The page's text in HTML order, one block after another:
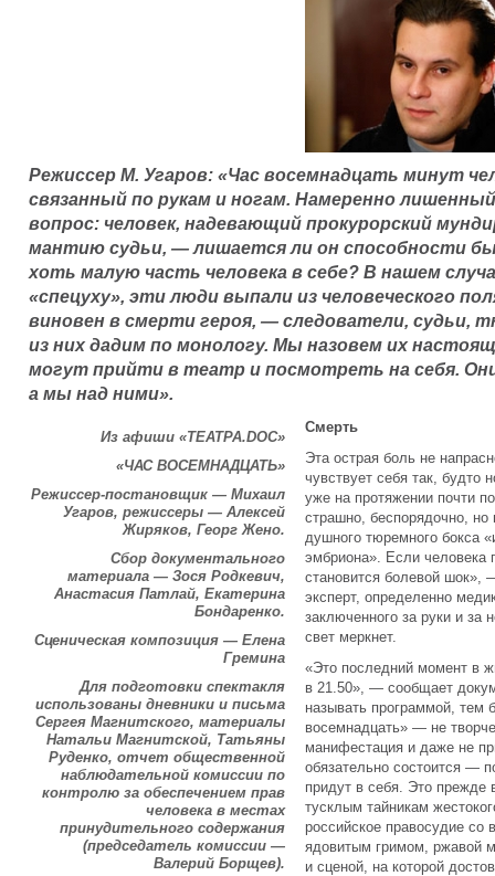
Режиссер М. Угаров: «Час восемнадцать минут
связанный по рукам и ногам. Намеренно
вопрос: человек, надевающий прокурорский
мантию судьи, — лишается ли он способности
хоть малую часть человека в себе? В нашем
«спецуху», эти люди выпали из человеческого
виновен в смерти героя, — следователи, судьи,
из них дадим по монологу. Мы назовем их
могут прийти в театр и посмотреть на себя.
а мы над ними».
Из афиши «ТЕАТРА.DOC»
«ЧАС ВОСЕМНАДЦАТЬ»
Режиссер-постановщик — Михаил
Угаров, режиссеры — Алексей
Жиряков, Георг Жено.
Сбор документального
материала — Зося Родкевич,
Анастасия Патлай, Екатерина
Бондаренко.
Сценическая композиция — Елена
Гремина
Для подготовки спектакля
использованы дневники и письма
Сергея Магнитского, материалы
Натальи Магнитской, Татьяны
Руденко, отчет общественной
наблюдательной комиссии по
контролю за обеспечением прав
человека в местах
принудительного содержания
(председатель комиссии —
Валерий Борщев).
Смерть
Эта острая боль не
чувствует себя так, будто
уже на протяжении почти
страшно, беспорядочно, но
душного тюремного бокса
эмбриона». Если человека
становится болевой шок»,
эксперт, определенно
заключенного за руки и за
свет меркнет.
«Это последний момент в
в 21.50», — сообщает
называть программой, тем
восемнадцать» — не
манифестация и даже не
обязательно состоится —
придут в себя. Это прежде
тусклым тайникам
российское правосудие со
ядовитым гримом, ржавой
и сценой, на которой